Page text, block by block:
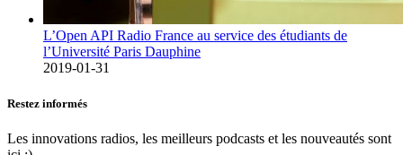
L’Open API Radio France au service des étudiants de
l’Université Paris Dauphine
2019-01-31
Restez informés
Les innovations radios, les meilleurs podcasts et les nouveautés sont